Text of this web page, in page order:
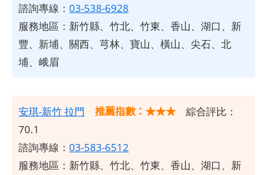
諮詢專線： 03-538-6928
服務地區：新竹縣、竹北、竹東、香山、湖口、新
豐、新埔、關西、芎林、寶山、橫山、尖石、北
埔、峨眉
安琪-新竹 拉門 推薦指數：★★★ 綜合評比：
70.1
諮詢專線： 03-583-6512
服務地區：新竹縣、竹北、竹東、香山、湖口、新